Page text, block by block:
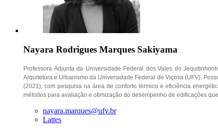
Nayara Rodrigues Marques Sakiyama
Professora Adjunta da Universidade Federal dos Vales do
Arquitetura e Urbanismo da Universidade Federal de Viçosa (UFV).
(2021), com pesquisa na área de conforto térmico e eficiência
métodos para avaliação e otimização do desempenho de edificações
nayara.marques@ufv.br
Lattes